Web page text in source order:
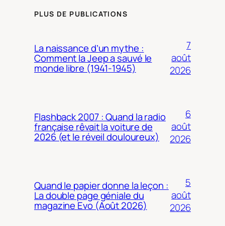
PLUS DE PUBLICATIONS
La naissance d’un mythe :
Comment la Jeep a sauvé le
monde libre (1941-1945)
7
août
2026
Flashback 2007 : Quand la radio
française rêvait la voiture de
2026 (et le réveil douloureux)
6
août
2026
Quand le papier donne la leçon :
La double page géniale du
magazine Evo (Août 2026)
5
août
2026